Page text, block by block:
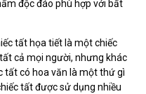
độc đáo phù hợp với bất
tất họa tiết là một chiếc
cả mọi người, nhưng khác
tất có hoa văn là một thứ gì
tất được sử dụng nhiều